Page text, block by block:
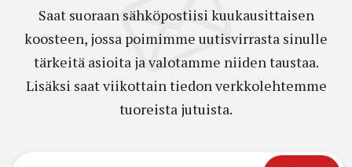
Saat suoraan sähköpostiisi kuukausittaisen
koosteen, jossa poimimme uutisvirrasta sinulle
tärkeitä asioita ja valotamme niiden taustaa.
Lisäksi saat viikottain tiedon verkkolehtemme
tuoreista jutuista.